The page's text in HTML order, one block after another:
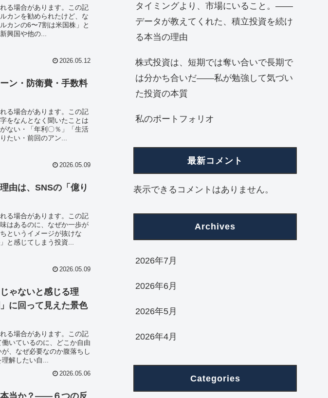
る場合があります。この記
カンを勧められたけど、な
カンの6〜7割は米国株」と
興国や他の...
2026.05.12
ン・防衛費・手数料
る場合があります。この記
をなんとなく聞いたことは
ない・「年利〇％」「生活
たい・前回のアン...
2026.05.09
由は、SNSの「億り
る場合があります。この記
はあるのに、なぜか一歩が
というイメージが抜けな
と感じてしまう投資...
2026.05.09
ゃないと感じる理
に回って見えた景色
る場合があります。この記
いているのに、どこか自由
、なぜ必要なのか腹落ちし
解したい自...
2026.05.06
タイミングより、市場にいること。——
データが教えてくれた、積立投資を続け
る本当の理由
株式投資は、短期では奪い合いで長期で
は分かち合いだ——私が勉強して気づい
た投資の本質
私のポートフォリオ
最新コメント
表示できるコメントはありません。
Archives
2026年7月
2026年6月
2026年5月
2026年4月
Categories